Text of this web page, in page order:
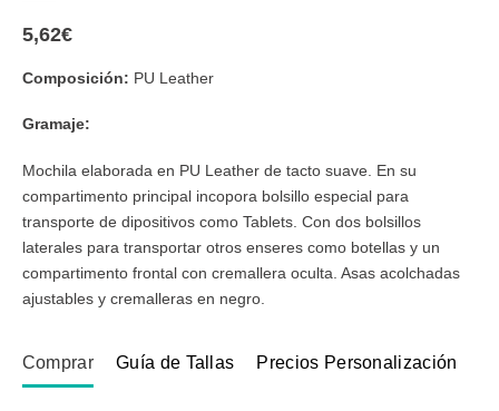
5,62€
Composición: PU Leather
Gramaje:
Mochila elaborada en PU Leather de tacto suave. En su
compartimento principal incopora bolsillo especial para
transporte de dipositivos como Tablets. Con dos bolsillos
laterales para transportar otros enseres como botellas y un
compartimento frontal con cremallera oculta. Asas acolchadas
ajustables y cremalleras en negro.
Comprar Guía de Tallas Precios Personalización